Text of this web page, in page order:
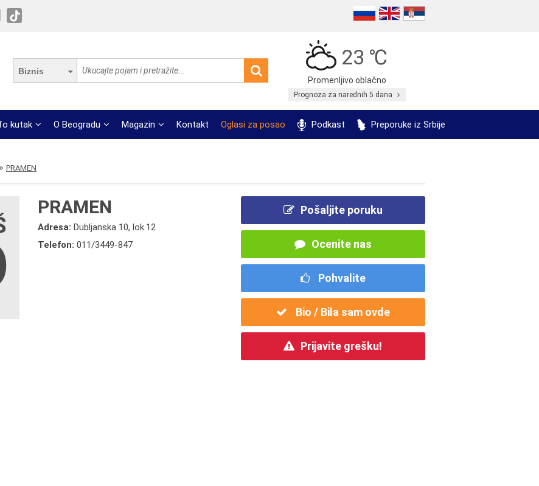
Biznis
23 ℃
Promenljivo oblačno
Prognoza za narednih 5 dana
kutak O Beogradu Magazin Kontakt Oglasi za posao Podkast Preporuke iz Srbije
PRAMEN
PRAMEN
Adresa:Dubljanska 10, lok.12
Telefon:011/3449-847
Pošaljite poruku
Ocenite nas
Pohvalite
Bio / Bila sam ovde
Prijavite grešku!